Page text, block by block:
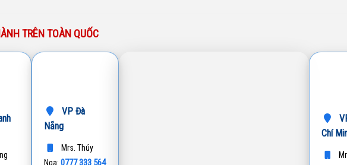
TRÊN TOÀN QUỐC
VP Đà
Nẵng
Mrs. Thúy
Nga:0777 333 564
Chí